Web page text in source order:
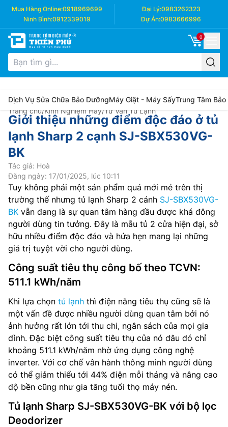
Mua Hàng Online:0918969699 Đại Lý:0983262323
Ninh Bình:0912339019 Dự Án:0983666996
0
Dịch Vụ Sửa Chữa Bảo DưỡngMáy Giặt - Máy SấyTrung Tâm Bảo
Trang chủ/Kinh Nghiệm Hay/Tư Vấn Tủ Lạnh
Giới thiệu những điểm độc đáo ở tủ
lạnh Sharp 2 cạnh SJ-SBX530VG-
BK
Tác giả: Hoà
Đăng ngày: 17/01/2025, lúc 10:11
Tuy không phải một sản phẩm quá mới mẻ trên thị
trường thế nhưng tủ lạnh Sharp 2 cánh SJ-SBX530VG-
BK vẫn đang là sự quan tâm hàng đầu được khá đông
người dùng tin tưởng. Đây là mẫu tủ 2 cửa hiện đại, sở
hữu nhiều điểm độc đáo và hứa hẹn mang lại những
giá trị tuyệt vời cho người dùng.
Công suất tiêu thụ công bố theo TCVN:
511.1 kWh/năm
Khi lựa chọn tủ lạnh thì điện năng tiêu thụ cũng sẽ là
một vấn đề được nhiều người dùng quan tâm bởi nó
ảnh hưởng rất lớn tới thu chi, ngân sách của mọi gia
đình. Đặc biệt công suất tiêu thụ của nó đâu đó chỉ
khoảng 511.1 kWh/năm nhờ ứng dụng công nghệ
inverter. Với cơ chế vân hành thông minh người dùng
có thể giảm thiểu tới 44% điện mỗi tháng và nâng cao
độ bền cũng như gia tăng tuổi thọ máy nén.
Tủ lạnh Sharp SJ-SBX530VG-BK với bộ lọc
Deodorizer